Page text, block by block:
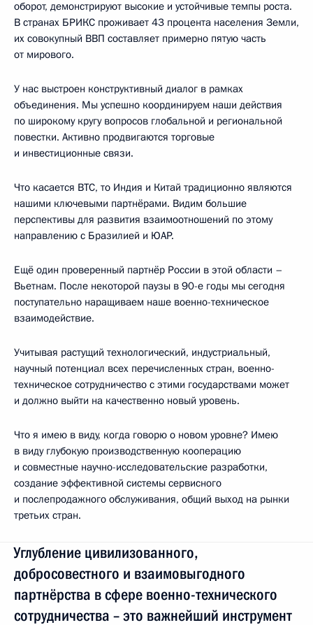
оборот, демонстрируют высокие и устойчивые темпы роста.
В странах БРИКС проживает 43 процента населения Земли,
их совокупный ВВП составляет примерно пятую часть
от мирового.
У нас выстроен конструктивный диалог в рамках
объединения. Мы успешно координируем наши действия
по широкому кругу вопросов глобальной и региональной
повестки. Активно продвигаются торговые
и инвестиционные связи.
Что касается ВТС, то Индия и Китай традиционно являются
нашими ключевыми партнёрами. Видим большие
перспективы для развития взаимоотношений по этому
направлению с Бразилией и ЮАР.
Ещё один проверенный партнёр России в этой области –
Вьетнам. После некоторой паузы в 90-е годы мы сегодня
поступательно наращиваем наше военно-техническое
взаимодействие.
Учитывая растущий технологический, индустриальный,
научный потенциал всех перечисленных стран, военно-
техническое сотрудничество с этими государствами может
и должно выйти на качественно новый уровень.
Что я имею в виду, когда говорю о новом уровне? Имею
в виду глубокую производственную кооперацию
и совместные научно-исследовательские разработки,
создание эффективной системы сервисного
и послепродажного обслуживания, общий выход на рынки
третьих стран.
Углубление цивилизованного,
добросовестного и взаимовыгодного
партнёрства в сфере военно-технического
сотрудничества – это важнейший инструмент